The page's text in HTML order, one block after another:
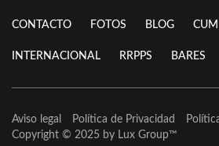
CONTACTO FOTOS BLOG
INTERNACIONAL RRPPS BARES
Aviso legal Política de Privacidad
Copyright © 2025 by Lux Group™